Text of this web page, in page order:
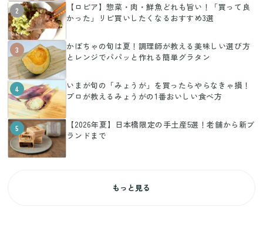
2
【ロピア】惣菜・肉・鮮魚どれも旨い！「買って良
かった」リピ買いしたくなるおすすめ3選
3
かぼちゃの旬は夏！調理師が教える美味しい選び方
とレンジでパパッと作れる簡単グラタン
4
いまが旬の「みょうが」を買ったらやらなきゃ損！
プロが教えるみょうがの1番おいしい食べ方
5
【2026年夏】日本橋限定の手土産5選！老舗から新ブ
ランドまで
もっと見る